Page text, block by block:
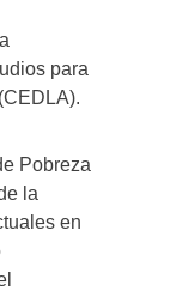
para
Pobreza
la
en